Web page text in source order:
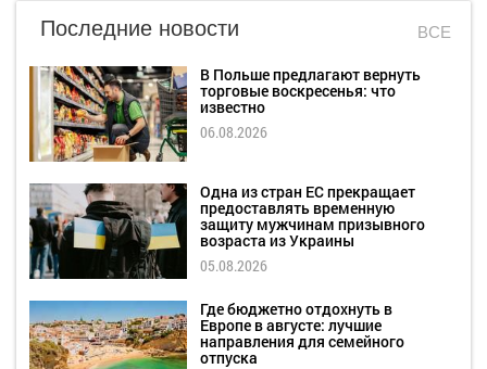
Последние новости ВСЕ
В Польше предлагают вернуть
торговые воскресенья: что
известно
06.08.2026
Одна из стран ЕС прекращает
предоставлять временную
защиту мужчинам призывного
возраста из Украины
05.08.2026
Где бюджетно отдохнуть в
Европе в августе: лучшие
направления для семейного
отпуска